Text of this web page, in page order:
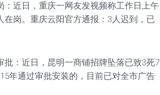
：近日，重庆一网友发视频称工作日上午
岗。重庆云阳官方通报：3人迟到，已
：近日，昆明一商铺招牌坠落已致3死7
年通过审批安装的，目前已对全市广告